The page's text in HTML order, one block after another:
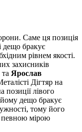
Саме ця позиція
дещо бракує
рівнем якості.
захисників
та Ярослав
Дігтяр на
позиції лівого
дещо бракує
тому його
певною мірою